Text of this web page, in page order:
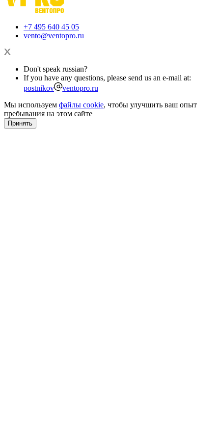
+7 495 640 45 05
vento@ventopro.ru
Don't speak russian?
If you have any questions, please send us an e-mail at:
postnikov
ventopro.ru
Мы используем файлы cookie, чтобы улучшить ваш опыт
пребывания на этом сайте
Принять